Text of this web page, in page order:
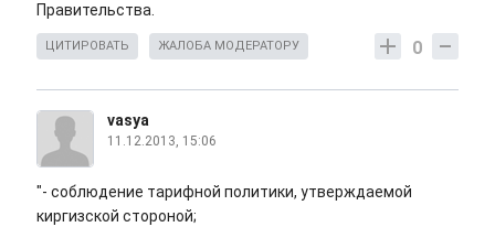
Правительства.
0
ЦИТИРОВАТЬ ЖАЛОБА МОДЕРАТОРУ
vasya
11.12.2013, 15:06
"- соблюдение тарифной политики, утверждаемой
киргизской стороной;